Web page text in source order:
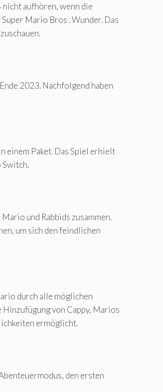
aufhören, wenn die
Mario Bros . Wunder. Das
2023. Nachfolgend haben
einem Paket. Das Spiel erhielt
Switch.
und Rabbids zusammen.
um sich den feindlichen
durch alle möglichen
von Cappy, Marios
ermöglicht.
den ersten